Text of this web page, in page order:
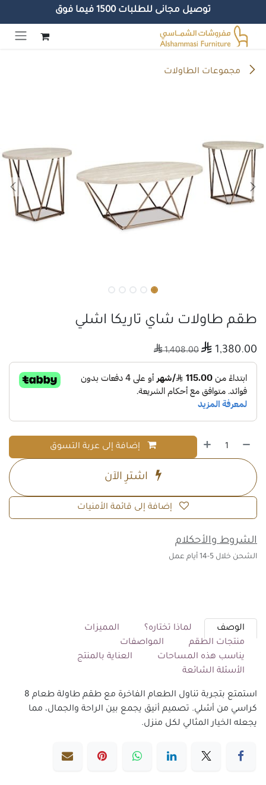
توصيل مجانى للطلبات 1500 فيما فوق
تخطي للذهاب إلى المحتوى
مجموعات الطاولات
طقم طاولات شاي تاريكا اشلي
1,380.00
1,408.00

إضافة إلى عربة التسوق
اشترِ الآن
إضافة إلى قائمة الأمنيات
الشروط والأحكلام
الشحن خلال 5-14 أيام عمل
الوصف لماذا تختاره؟
المميزات
منتجات الطقم
المواصفات
يناسب هذه المساحات
العناية بالمنتج
الأسئلة الشائعة
استمتع بتجربة تناول الطعام الفاخرة مع طقم طاولة طعام 8
كراسي من أشلي. تصميم أنيق يجمع بين الراحة والجمال، مما
يجعله الخيار المثالي لكل منزل.